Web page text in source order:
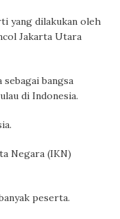
yang dilakukan oleh
Jakarta Utara
sebagai bangsa
di Indonesia.
Negara (IKN)
peserta.